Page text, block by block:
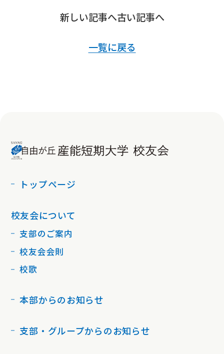
新しい記事へ古い記事へ
一覧に戻る
トップページ
校友会について
支部のご案内
校友会会則
校歌
本部からのお知らせ
支部・グループからのお知らせ